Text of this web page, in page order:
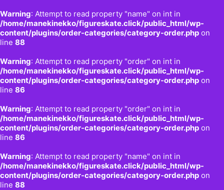
Warning: Attempt to read property "name" on int in
/home/manekinekko/figureskate.click/public_html/wp-
content/plugins/order-categories/category-order.php on
line 88
Warning: Attempt to read property "order" on int in
/home/manekinekko/figureskate.click/public_html/wp-
content/plugins/order-categories/category-order.php on
line 86
Warning: Attempt to read property "order" on int in
/home/manekinekko/figureskate.click/public_html/wp-
content/plugins/order-categories/category-order.php on
line 86
Warning: Attempt to read property "name" on int in
/home/manekinekko/figureskate.click/public_html/wp-
content/plugins/order-categories/category-order.php on
line 88